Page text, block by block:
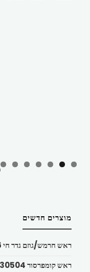
מוצרים חדשים
ראש חרמש/גוזם גדר חי 430506
ראש קומפרסור 430504